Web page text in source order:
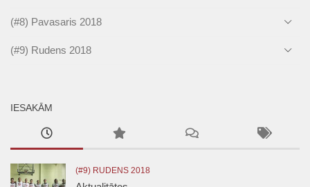
(#8) Pavasaris 2018
(#9) Rudens 2018
IESAKĀM
(#9) RUDENS 2018